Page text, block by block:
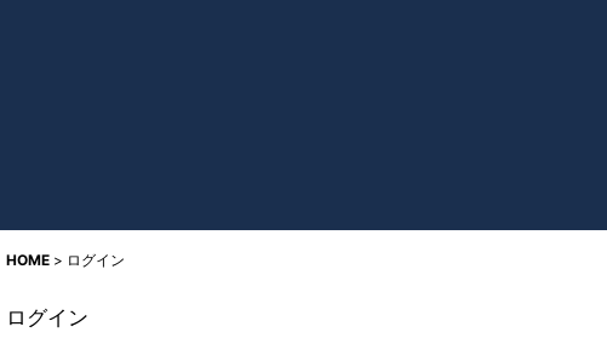
HOME > ログイン
ログイン